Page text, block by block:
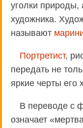
уголки природы,
художника.
называют
Портретист,
передать не
яркие черты его
В переводе с
означает